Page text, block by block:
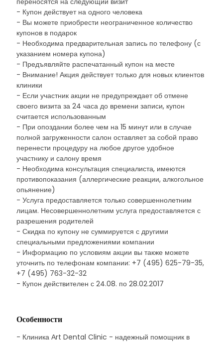
- Купон действует на одного человека
- Вы можете приобрести неограниченное количество
купонов в подарок
- Необходима предварительная запись по телефону (с
указанием номера купона)
- Предъявляйте распечатанный купон на месте
- Внимание! Акция действует только для новых клиентов
клиники
- Если участник акции не предупреждает об отмене
своего визита за 24 часа до времени записи, купон
считается использованным
- При опоздании более чем на 15 минут или в случае
полной загруженности салон оставляет за собой право
перенести процедуру на любое другое удобное
участнику и салону время
- Необходима консультация специалиста, имеются
противопоказания (аллергические реакции, алкогольное
опьянение)
- Услуга предоставляется только совершеннолетним
лицам. Несовершеннолетним услуга предоставляется с
разрешения родителей
- Скидка по купону не суммируется с другими
специальными предложениями компании
- Информацию по условиям акции вы также можете
уточнить по телефонам компании: +7 (495) 625-79-35,
+7 (495) 763-32-32
- Купон действителен с 24.08. по 28.02.2017
Особенности
- Клиника Аrt Dental Clinic - надежный помощник в